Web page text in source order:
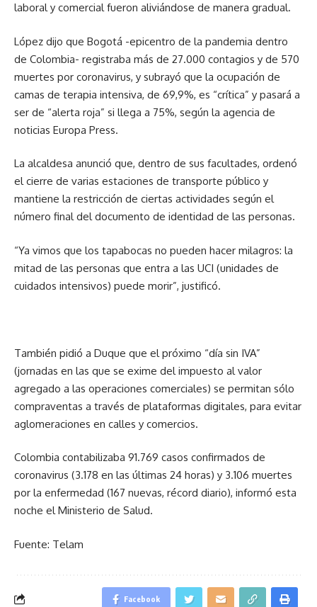
laboral y comercial fueron aliviándose de manera gradual.
López dijo que Bogotá -epicentro de la pandemia dentro
de Colombia- registraba más de 27.000 contagios y de 570
muertes por coronavirus, y subrayó que la ocupación de
camas de terapia intensiva, de 69,9%, es “crítica” y pasará a
ser de “alerta roja” si llega a 75%, según la agencia de
noticias Europa Press.
La alcaldesa anunció que, dentro de sus facultades, ordenó
el cierre de varias estaciones de transporte público y
mantiene la restricción de ciertas actividades según el
número final del documento de identidad de las personas.
“Ya vimos que los tapabocas no pueden hacer milagros: la
mitad de las personas que entra a las UCI (unidades de
cuidados intensivos) puede morir”, justificó.
También pidió a Duque que el próximo “día sin IVA”
(jornadas en las que se exime del impuesto al valor
agregado a las operaciones comerciales) se permitan sólo
compraventas a través de plataformas digitales, para evitar
aglomeraciones en calles y comercios.
Colombia contabilizaba 91.769 casos confirmados de
coronavirus (3.178 en las últimas 24 horas) y 3.106 muertes
por la enfermedad (167 nuevas, récord diario), informó esta
noche el Ministerio de Salud.
Fuente: Telam
Facebook